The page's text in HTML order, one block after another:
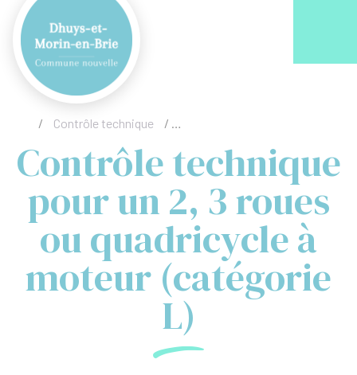
/ Contrôle technique / Contrôle technique pour un 2, 3
Contrôle technique
pour un 2, 3 roues
ou quadricycle à
moteur (catégorie
L)